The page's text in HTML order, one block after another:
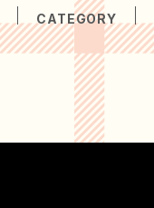
CATEGORY